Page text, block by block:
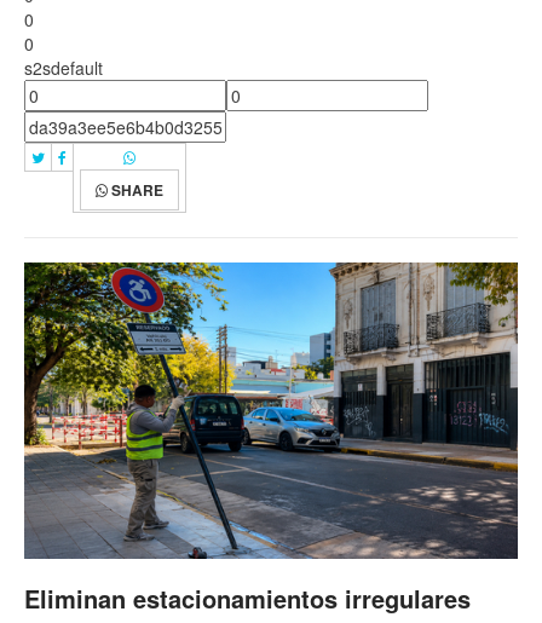
0
0
s2sdefault
SHARE
Eliminan estacionamientos irregulares